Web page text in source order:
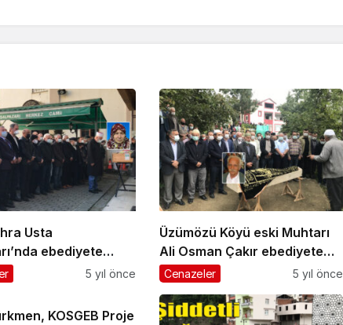
Usta
ebediyete
5 yıl önce
Üzümözü Köyü eski Muhtarı
Ali Osman Çakır ebediyete
uğurlandı
Cenazeler 5 yıl önce
KOSGEB Proje